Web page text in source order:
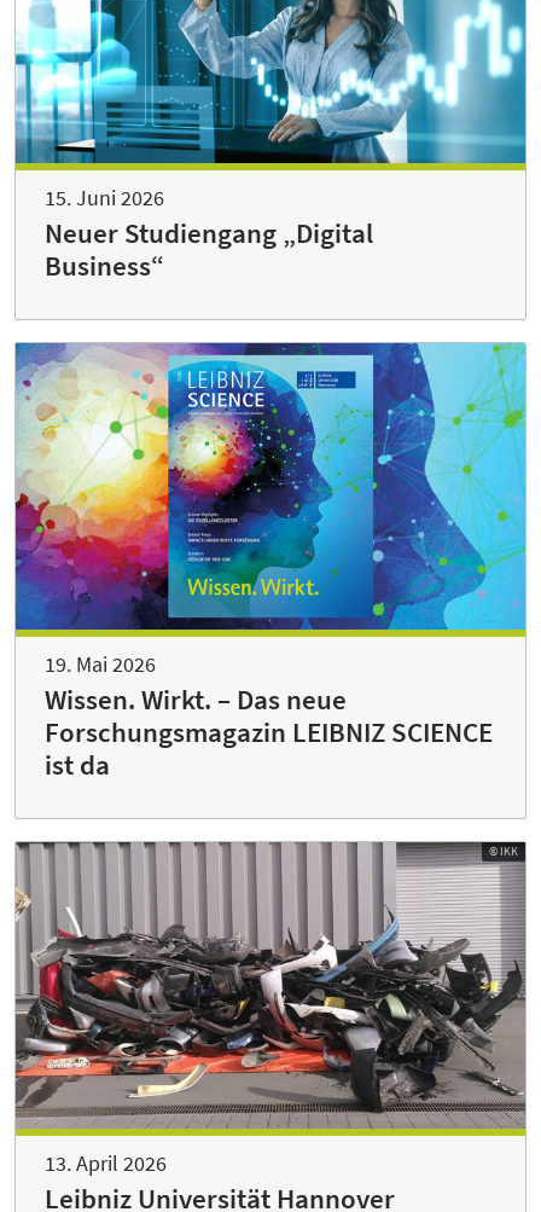
15. Juni 2026
Neuer Studiengang „Digital
Business“
19. Mai 2026
Wissen. Wirkt. – Das neue
Forschungsmagazin LEIBNIZ SCIENCE
ist da
© IKK
13. April 2026
Leibniz Universität Hannover